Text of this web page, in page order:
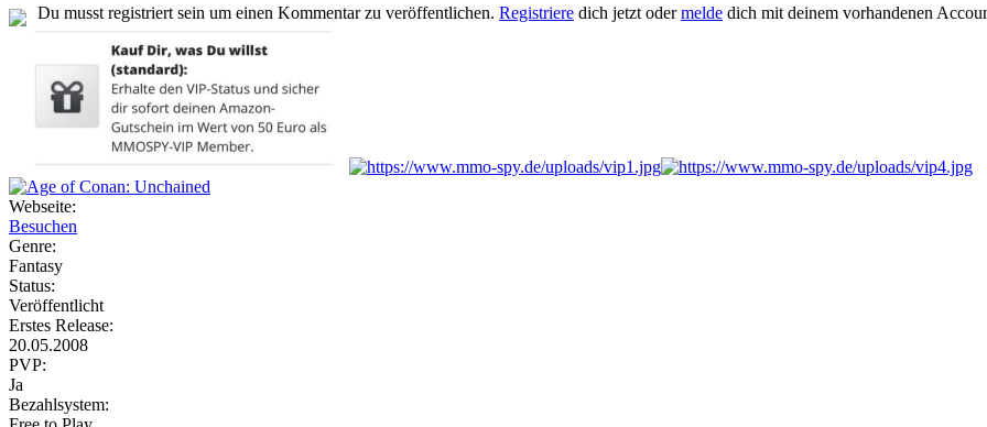
Du musst registriert sein um einen Kommentar zu veröffentlichen. Registriere dich jetzt odermelde dich mit deinem vorhandenen
Webseite:
Besuchen
Genre:
Fantasy
Status:
Veröffentlicht
Erstes Release:
20.05.2008
PVP:
Ja
Bezahlsystem: